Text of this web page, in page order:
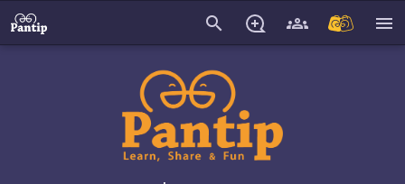
search menu